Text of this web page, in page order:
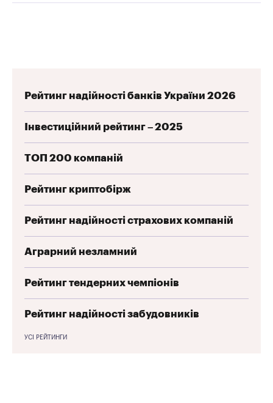
Рейтинг надійності банків України 2026
Інвестиційний рейтинг – 2025
ТОП 200 компаній
Рейтинг криптобірж
Рейтинг надійності страхових компаній
Аграрний незламний
Рейтинг тендерних чемпіонів
Рейтинг надійності забудовників
УСІ РЕЙТИНГИ